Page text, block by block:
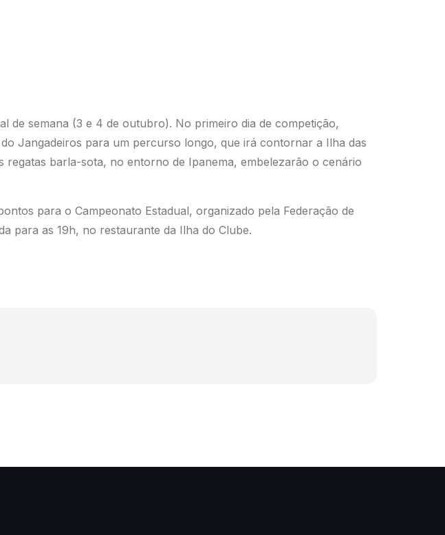
de semana (3 e 4 de outubro). No primeiro dia de competição,
Jangadeiros para um percurso longo, que irá contornar a Ilha das
barla-sota, no entorno de Ipanema, embelezarão o cenário
para o Campeonato Estadual, organizado pela Federação de
para as 19h, no restaurante da Ilha do Clube.